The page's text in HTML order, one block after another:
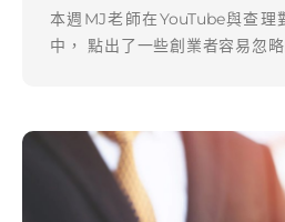
本週MJ老師在YouTube與查理
中， 點出了一些創業者容易忽
跟上成長的速度。 • 很多老闆是
自己根本不懂財報； • 在客戶回
問過顧客怎麼想。